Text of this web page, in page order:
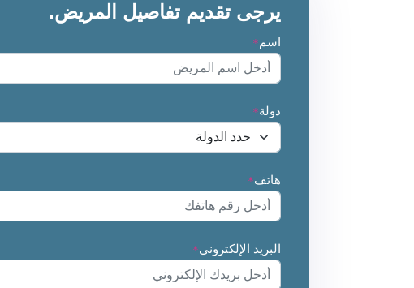
يرجى تقديم تفاصيل المريض.
اسم *
دولة*
هاتف*
البريد الإلكتروني*